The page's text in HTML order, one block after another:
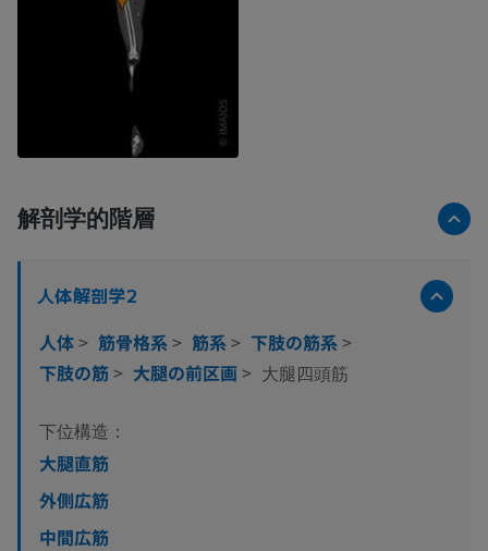
解剖学的階層
人体解剖学2
人体> 筋骨格系> 筋系> 下肢の筋系>
下肢の筋> 大腿の前区画> 大腿四頭筋
下位構造：
大腿直筋
外側広筋
中間広筋